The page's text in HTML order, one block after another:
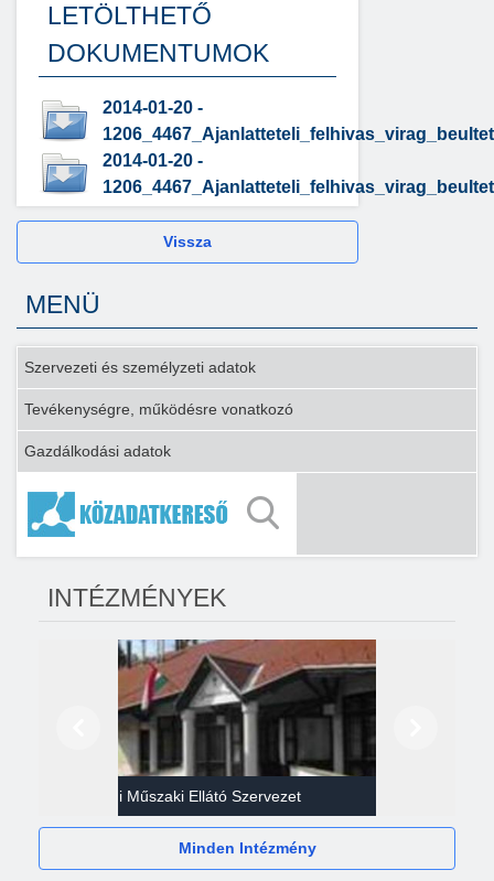
LETÖLTHETŐ
DOKUMENTUMOK
2014-01-20 -
2014-01-20 -
Vissza
MENÜ
Szervezeti és személyzeti adatok
Tevékenységre, működésre vonatkozó
Gazdálkodási adatok
INTÉZMÉNYEK
Gazdasági Műszaki Ellátó Szervezet
Minden Intézmény